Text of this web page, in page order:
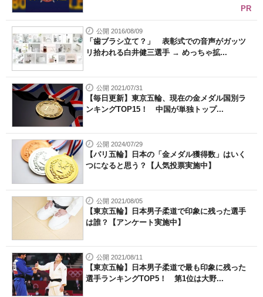
PR
公開 2016/08/09
「歯ブラシ立て？」 表彰式での音声がガッツ
リ拾われる白井健三選手 → めっちゃ拡...
公開 2021/07/31
【毎日更新】東京五輪、現在の金メダル国別ラ
ンキングTOP15！ 中国が単独トップ...
公開 2024/07/29
【パリ五輪】日本の「金メダル獲得数」はいく
つになると思う？【人気投票実施中】
公開 2021/08/05
【東京五輪】日本男子柔道で印象に残った選手
は誰？【アンケート実施中】
公開 2021/08/11
【東京五輪】日本男子柔道で最も印象に残った
選手ランキングTOP5！ 第1位は大野...